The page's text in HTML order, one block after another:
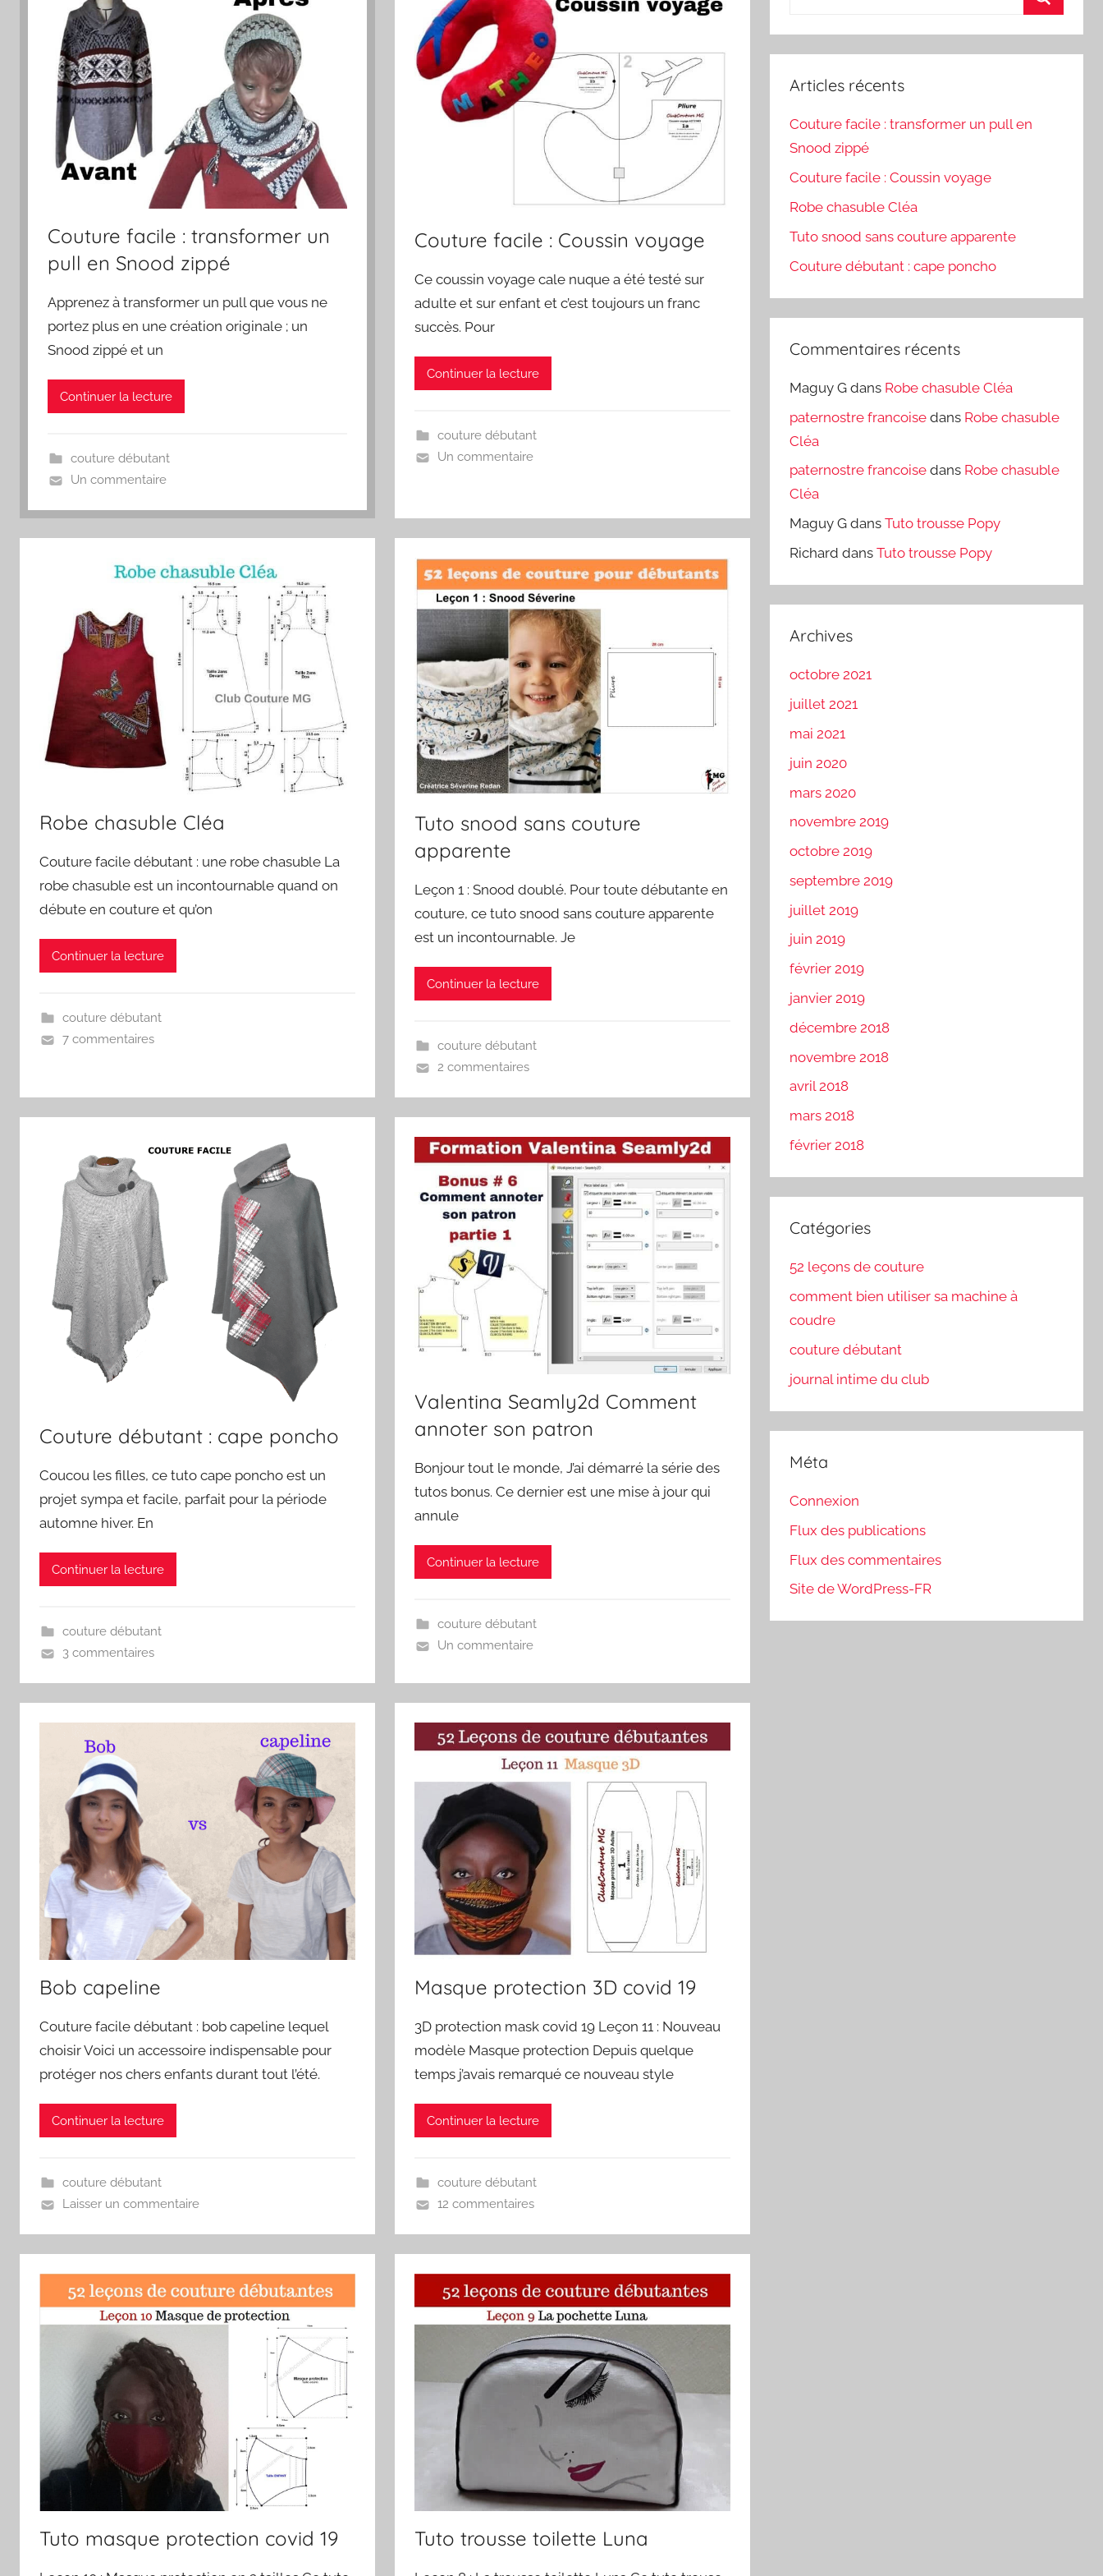
Couture facile : transformer un
pull en Snood zippé
Apprenez à transformer un pull que vous ne
portez plus en une création originale ; un
Snood zippé et un
Continuer la lecture
couture débutant
Un commentaire
Couture facile : Coussin voyage
Ce coussin voyage cale nuque a été testé sur
adulte et sur enfant et c’est toujours un franc
succès. Pour
Continuer la lecture
couture débutant
Un commentaire
Robe chasuble Cléa
Couture facile débutant : une robe chasuble La
robe chasuble est un incontournable quand on
débute en couture et qu’on
Continuer la lecture
couture débutant
7 commentaires
Tuto snood sans couture
apparente
Leçon 1 : Snood doublé. Pour toute débutante en
couture, ce tuto snood sans couture apparente
est un incontournable. Je
Continuer la lecture
couture débutant
2 commentaires
Couture débutant : cape poncho
Coucou les filles, ce tuto cape poncho est un
projet sympa et facile, parfait pour la période
automne hiver. En
Continuer la lecture
couture débutant
3 commentaires
Valentina Seamly2d Comment
annoter son patron
Bonjour tout le monde, J’ai démarré la série des
tutos bonus. Ce dernier est une mise à jour qui
annule
Continuer la lecture
couture débutant
Un commentaire
Bob capeline
Couture facile débutant : bob capeline lequel
choisir Voici un accessoire indispensable pour
protéger nos chers enfants durant tout l’été.
Continuer la lecture
couture débutant
Laisser un commentaire
Masque protection 3D covid 19
3D protection mask covid 19 Leçon 11 : Nouveau
modèle Masque protection Depuis quelque
temps j’avais remarqué ce nouveau style
Continuer la lecture
couture débutant
12 commentaires
Tuto masque protection covid 19 Tuto trousse toilette Luna
:
Articles récents
Couture facile : transformer un pull en
Snood zippé
Couture facile : Coussin voyage
Robe chasuble Cléa
Tuto snood sans couture apparente
Couture débutant : cape poncho
Commentaires récents
Maguy G dans Robe chasuble Cléa
paternostre francoise dans Robe chasuble
Cléa
paternostre francoise dans Robe chasuble
Cléa
Maguy G dansTuto trousse Popy
Richard dansTuto trousse Popy
Archives
octobre 2021
juillet 2021
mai 2021
juin 2020
mars 2020
novembre 2019
octobre 2019
septembre 2019
juillet 2019
juin 2019
février 2019
janvier 2019
décembre 2018
novembre 2018
avril 2018
mars 2018
février 2018
Catégories
52 leçons de couture
comment bien utiliser sa machine à
coudre
couture débutant
journal intime du club
Méta
Connexion
Flux des publications
Flux des commentaires
Site de WordPress-FR